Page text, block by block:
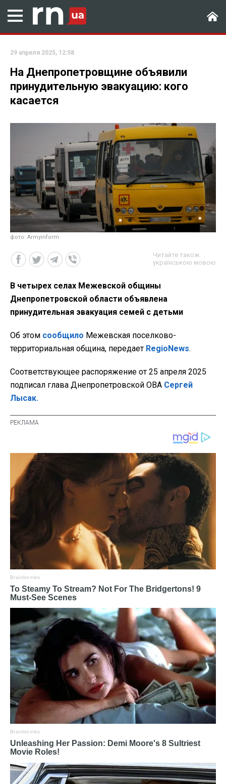
29 апреля 2025, 12:58
На Днепропетровщине объявили
принудительную эвакуацию: кого
касается
фото: Armyinform
Читайте також
українською мовою
В четырех селах Межевской общины
Днепропетровской области объявлена
принудительная эвакуация семей с детьми
Об этом сообщило Межевская поселково-
территориальная община, передает RegioNews.
Соответствующее распоряжение от 25 апреля 2025
подписал глава Днепропетровской ОВА Сергей
Лысак.